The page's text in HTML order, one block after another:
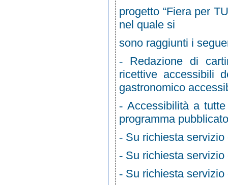
progetto “Fiera per
nel quale si
sono raggiunti i
- Redazione di
ricettive accessibili
gastronomico
-Accessibilità a
programma pubblicato
- Su richiesta
- Su richiesta
- Su richiesta